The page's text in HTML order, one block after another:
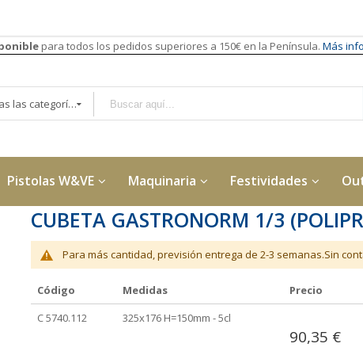
para todos los pedidos superiores a 150€ en la Península. Más
Todas las categorías
Pistolas W&VE Maquinaria Festividades
CUBETA GASTRONORM 1/3
Para más cantidad, previsión entrega de 2-3 semanas.Sin
Elementos
Código Medidas Precio
C 5740.112
325x176 H=150mm - 5cl
90,35 €